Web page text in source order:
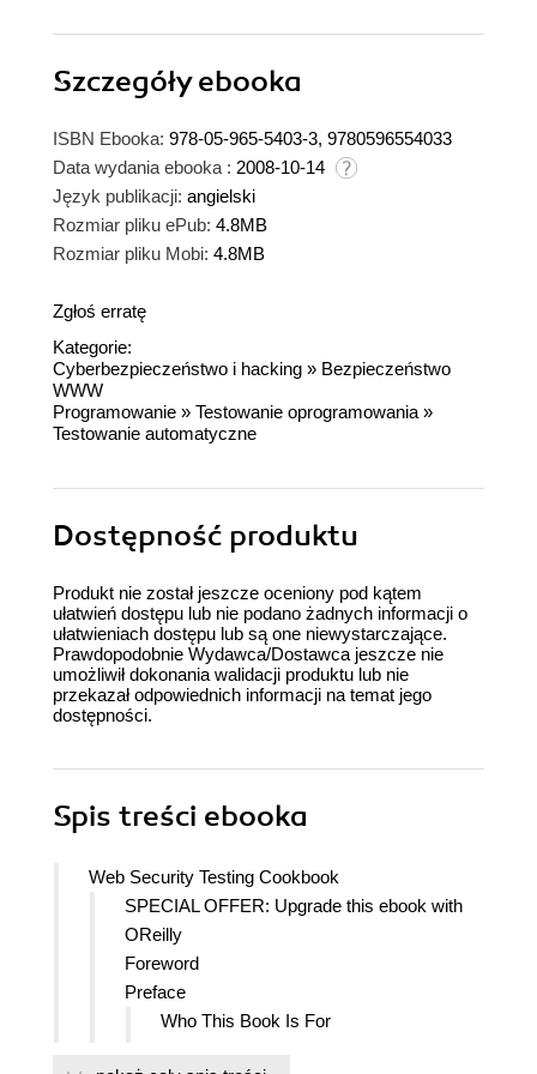
Szczegółyebooka
ISBN Ebooka: 978-05-965-5403-3, 9780596554033
Data wydania ebooka : 2008-10-14
Język publikacji: angielski
Rozmiar pliku ePub: 4.8MB
Rozmiar pliku Mobi: 4.8MB
Zgłoś erratę
Kategorie:
Cyberbezpieczeństwo i hacking » Bezpieczeństwo
WWW
Programowanie » Testowanie oprogramowania »
Testowanie automatyczne
Dostępność produktu
Produkt nie został jeszcze oceniony pod kątem
ułatwień dostępu lub nie podano żadnych informacji o
ułatwieniach dostępu lub są one niewystarczające.
Prawdopodobnie Wydawca/Dostawca jeszcze nie
umożliwił dokonania walidacji produktu lub nie
przekazał odpowiednich informacji na temat jego
dostępności.
Spis treści ebooka
Web Security Testing Cookbook
SPECIAL OFFER: Upgrade this ebook with
OReilly
Foreword
Preface
Who This Book Is For